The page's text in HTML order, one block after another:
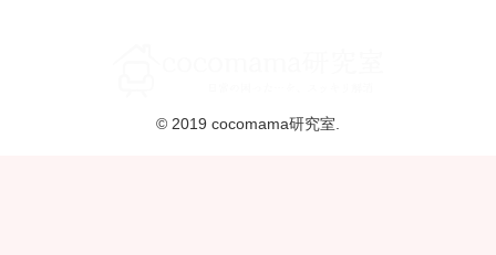
© 2019 cocomama研究室.